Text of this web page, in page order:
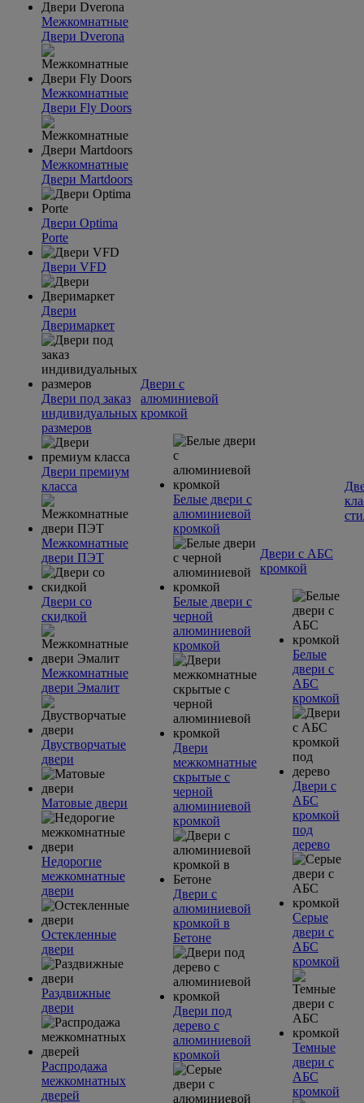
Межкомнатные
Двери Dverona
Межкомнатные
Двери Fly Doors
Межкомнатные
Двери Martdoors
Двери Optima
Porte
Двери VFD
Двери
Дверимаркет
Двери под заказ
индивидуальных
размеров
Двери премиум
класса
Межкомнатные
двери ПЭТ
Двери со
скидкой
Межкомнатные
двери Эмалит
Двустворчатые
двери
Матовые двери
Недорогие
межкомнатные
двери
Остекленные
двери
Раздвижные
двери
Распродажа
межкомнатных
дверей
Двери с
алюминиевой
кромкой
Белые двери с
алюминиевой
кромкой
Белые двери с
черной
алюминиевой
кромкой
Двери
межкомнатные
скрытые с
черной
алюминиевой
кромкой
Двери с
алюминиевой
кромкой в
Бетоне
Двери под
дерево с
алюминиевой
кромкой
Двери с АБС
кромкой
Белые
двери с
АБС
кромкой
Двери с
АБС
кромкой
под
дерево
Серые
двери с
АБС
кромкой
Темные
двери с
АБС
кромкой